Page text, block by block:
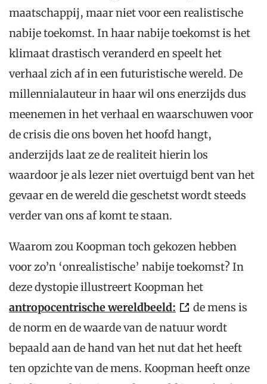
maatschappij, maar niet voor een realistische
nabije toekomst. In haar nabije toekomst is het
klimaat drastisch veranderd en speelt het
verhaal zich af in een futuristische wereld. De
millennialauteur in haar wil ons enerzijds dus
meenemen in het verhaal en waarschuwen voor
de crisis die ons boven het hoofd hangt,
anderzijds laat ze de realiteit hierin los
waardoor je als lezer niet overtuigd bent van het
gevaar en de wereld die geschetst wordt steeds
verder van ons af komt te staan.
Waarom zou Koopman toch gekozen hebben
voor zo’n ‘onrealistische’ nabije toekomst? In
deze dystopie illustreert Koopman het
antropocentrische wereldbeeld:
de mens is
de norm en de waarde van de natuur wordt
bepaald aan de hand van het nut dat het heeft
ten opzichte van de mens. Koopman heeft onze